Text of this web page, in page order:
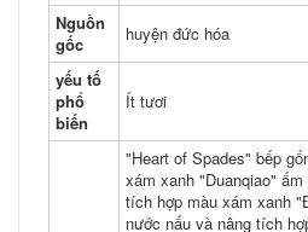
Nguồn
gốc
huyện đức hóa
yếu tố
phổ
biến
Ít tươi
"Heart of Spades" bếp
xám xanh "Duanqiao"
tích hợp màu xám xanh
nước nấu và nâng tích